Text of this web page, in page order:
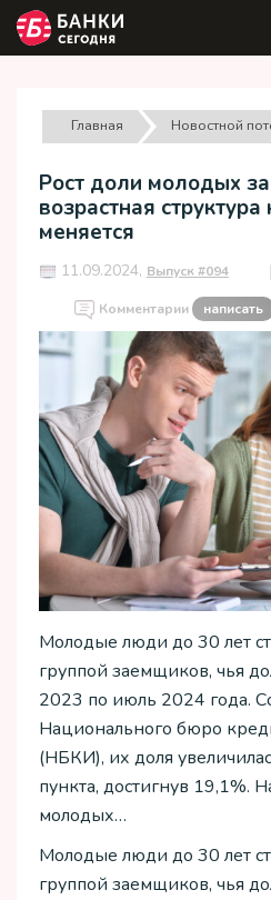
Главная Новостной
Рост доли молодых
возрастная
меняется
11.09.2024, Выпуск #094
Комментарии написать
Молодые люди до 30 лет
группой заемщиков, чья
2023 по июль 2024 года.
Национального бюро
(НБКИ), их доля
пункта, достигнув 19,1%.
молодых…
Молодые люди до 30 лет
группой заемщиков, чья